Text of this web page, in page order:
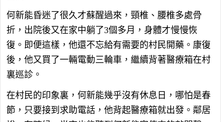
何新能昏迷了很久才蘇醒過來，頸椎、腰椎多處骨
折，出院後又在家中躺了3個多月，身體才慢慢恢
復。即便這樣，他還不忘給有需要的村民開藥。康復
後，他又買了一輛電動三輪車，繼續背著醫療箱在村
裏巡診。
在村民的印象裏，何新能幾乎沒有休息日，哪怕是春
節，只要接到求助電話，他背起醫療箱就出發。鄰居